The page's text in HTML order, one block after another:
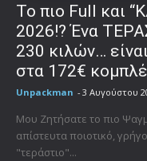
To πιο Full και
2026!? Ένα
230 κιλών…
στα 172€
Unpackman - 3 Αυγούστου
Μου Ζητήσατε το πιο
απίστευτα ποιοτικό,
"τεράστιο"...